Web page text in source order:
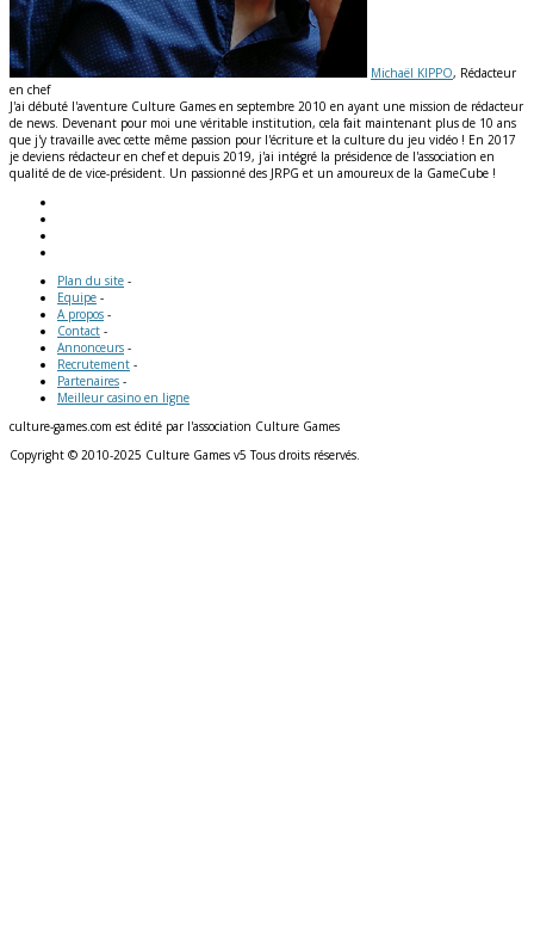
Michaël KIPPO, Rédacteur
en chef
J'ai débuté l'aventure Culture Games en septembre 2010 en ayant une mission de rédacteur
de news. Devenant pour moi une véritable institution, cela fait maintenant plus de 10 ans
que j'y travaille avec cette même passion pour l'écriture et la culture du jeu vidéo ! En 2017
je deviens rédacteur en chef et depuis 2019, j'ai intégré la présidence de l'association en
qualité de de vice-président. Un passionné des JRPG et un amoureux de la GameCube !
Plan du site -
Equipe -
A propos -
Contact -
Annonceurs -
Recrutement -
Partenaires -
Meilleur casino en ligne
culture-games.com est édité par l'association Culture Games
Copyright © 2010-2025 Culture Games v5 Tous droits réservés.